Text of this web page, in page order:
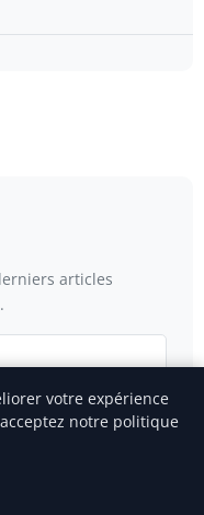
articles
votre expérience
notre politique